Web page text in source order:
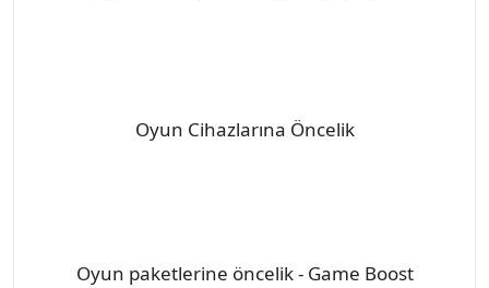
Oyun Cihazlarına Öncelik
Oyun paketlerine öncelik - Game Boost